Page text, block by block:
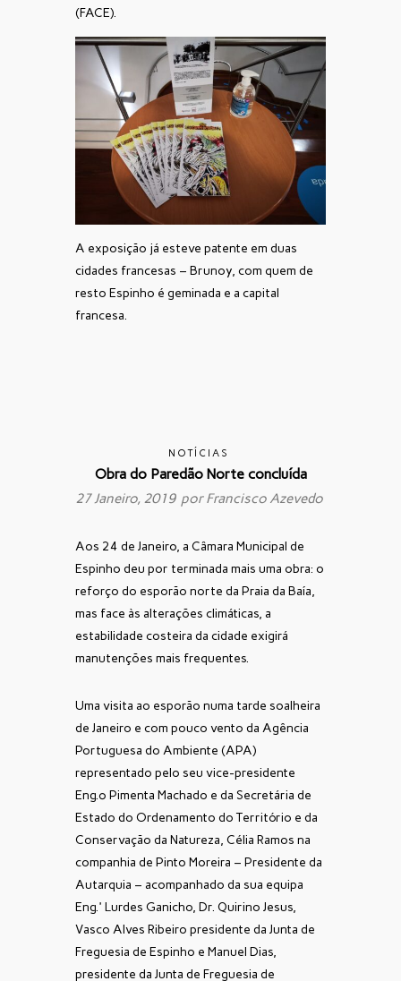
(FACE).
A exposição já esteve patente em duas
cidades francesas – Brunoy, com quem de
resto Espinho é geminada e a capital
francesa.
NOTÍCIAS
Obra do Paredão Norte concluída
27 Janeiro, 2019 porFrancisco Azevedo
Aos 24 de Janeiro, a Câmara Municipal de
Espinho deu por terminada mais uma obra: o
reforço do esporão norte da Praia da Baía,
mas face às alterações climáticas, a
estabilidade costeira da cidade exigirá
manutenções mais frequentes.
Uma visita ao esporão numa tarde soalheira
de Janeiro e com pouco vento da Agência
Portuguesa do Ambiente (APA)
representado pelo seu vice-presidente
Eng.º Pimenta Machado e da Secretária de
Estado do Ordenamento do Território e da
Conservação da Natureza, Célia Ramos na
companhia de Pinto Moreira – Presidente da
Autarquia – acompanhado da sua equipa
Eng.ª Lurdes Ganicho, Dr. Quirino Jesus,
Vasco Alves Ribeiro presidente da Junta de
Freguesia de Espinho e Manuel Dias,
presidente da Junta de Freguesia de